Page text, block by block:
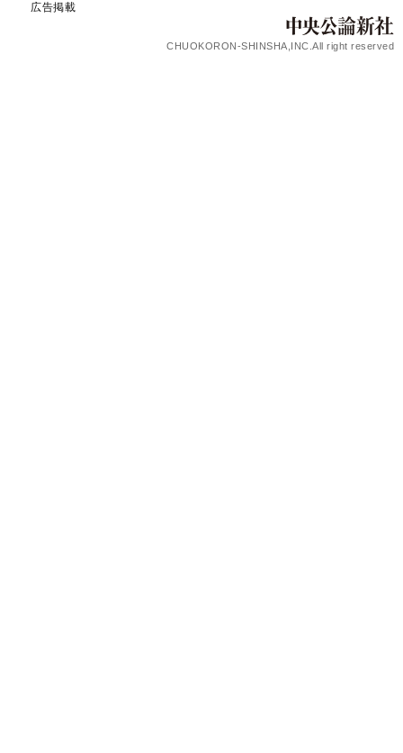
広告掲載
CHUOKORON-SHINSHA,INC.All right reserved